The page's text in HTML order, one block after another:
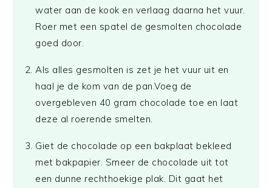
water aan de kook en verlaag daarna het vuur.
Roer met een spatel de gesmolten chocolade
goed door.
Als alles gesmolten is zet je het vuur uit en
haal je de kom van de pan.Voeg de
overgebleven 40 gram chocolade toe en laat
deze al roerende smelten.
Giet de chocolade op een bakplaat bekleed
met bakpapier. Smeer de chocolade uit tot
een dunne rechthoekige plak. Dit gaat het